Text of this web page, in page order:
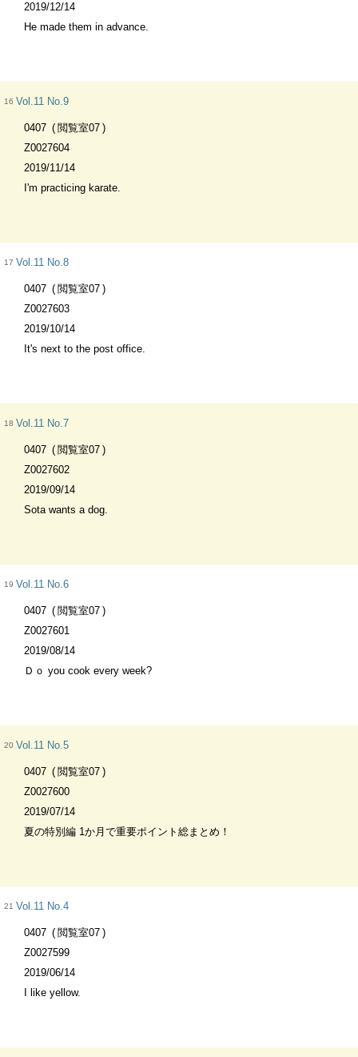
2019/12/14
He made them in advance.
16 Vol.11 No.9
0407
閲覧室07
Z0027604
2019/11/14
I'm practicing karate.
17 Vol.11 No.8
0407
閲覧室07
Z0027603
2019/10/14
It's next to the post office.
18 Vol.11 No.7
0407
閲覧室07
Z0027602
2019/09/14
Sota wants a dog.
19 Vol.11 No.6
0407
閲覧室07
Z0027601
2019/08/14
Ｄｏ you cook every week?
20 Vol.11 No.5
0407
閲覧室07
Z0027600
2019/07/14
夏の特別編 1か月で重要ポイント総まとめ！
21 Vol.11 No.4
0407
閲覧室07
Z0027599
2019/06/14
I like yellow.